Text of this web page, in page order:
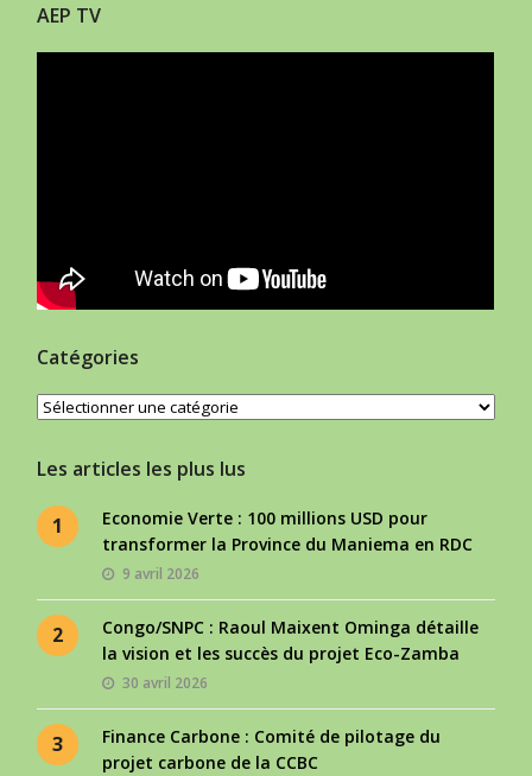
AEP TV
Catégories
Catégories
Les articles les plus lus
1
Economie Verte : 100 millions USD pour
transformer la Province du Maniema en RDC
9 avril 2026
2
Congo/SNPC : Raoul Maixent Ominga détaille
la vision et les succès du projet Eco-Zamba
30 avril 2026
3
Finance Carbone : Comité de pilotage du
projet carbone de la CCBC